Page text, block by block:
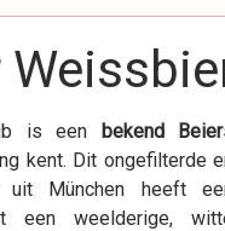
is een bekend
kent. Dit ongefilterde
uit München heeft
een weelderige,